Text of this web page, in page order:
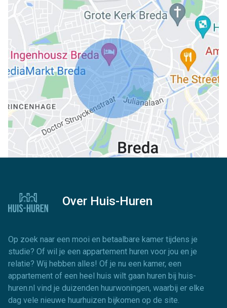
Over Huis-Huren
Op zoek naar een mooi en betaalbare kamer tijdens je
studie? Of wil je een appartement huren voor jou en je
relatie? Wij hebben alles! Of je nu een kamer, een
appartement of een heel huis wilt gaan huren bij huis-
huren.nl vind je duizenden huurwoningen, waarbij er elke
dag vele nieuwe huurhuizen bijkomen op de site.